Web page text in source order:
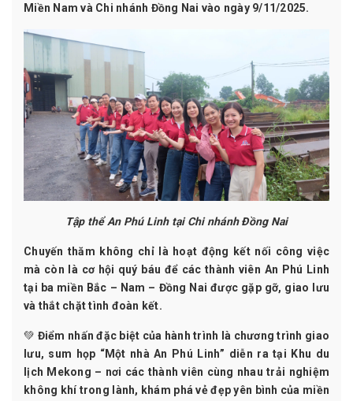
Miền Nam và Chi nhánh Đồng Nai vào ngày 9/11/2025.
Tập thể An Phú Linh tại Chi nhánh Đồng Nai
Chuyến thăm không chỉ là hoạt động kết nối công việc
mà còn là cơ hội quý báu để các thành viên An Phú Linh
tại ba miền Bắc – Nam – Đồng Nai được gặp gỡ, giao lưu
và thắt chặt tình đoàn kết.
💚 Điểm nhấn đặc biệt của hành trình là chương trình giao
lưu, sum họp “Một nhà An Phú Linh” diễn ra tại Khu du
lịch Mekong – nơi các thành viên cùng nhau trải nghiệm
không khí trong lành, khám phá vẻ đẹp yên bình của miền